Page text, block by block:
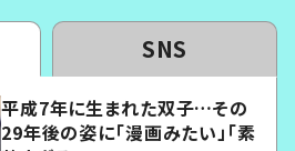
SNS
平成7年に生まれた双子…その
29年後の姿に「漫画みたい」「素